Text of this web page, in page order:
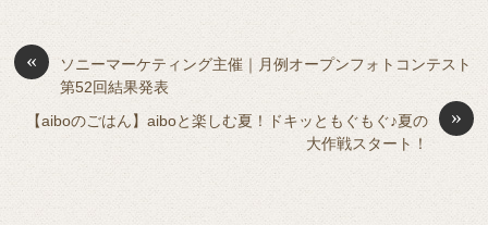
o
o
k
s
sk
y
e
n
g
er
«
ソニーマーケティング主催｜月例オープンフォトコンテスト
第52回結果発表
»
【aiboのごはん】aiboと楽しむ夏！ドキッともぐもぐ♪夏の
大作戦スタート！